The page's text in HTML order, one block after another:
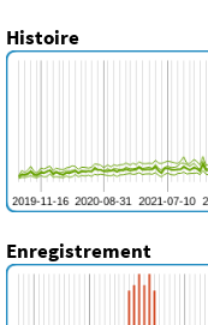
Histoire
Enregistrement